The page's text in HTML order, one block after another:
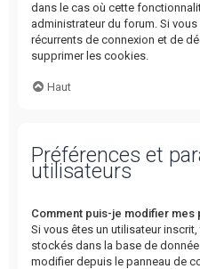
dans le cas où cette
administrateur du forum. Si
récurrents de connexion et de
supprimer les cookies.
Haut
Préférences et
utilisateurs
Comment puis-je modifier mes
Si vous êtes un utilisateur
stockés dans la base de
modifier depuis le panneau de